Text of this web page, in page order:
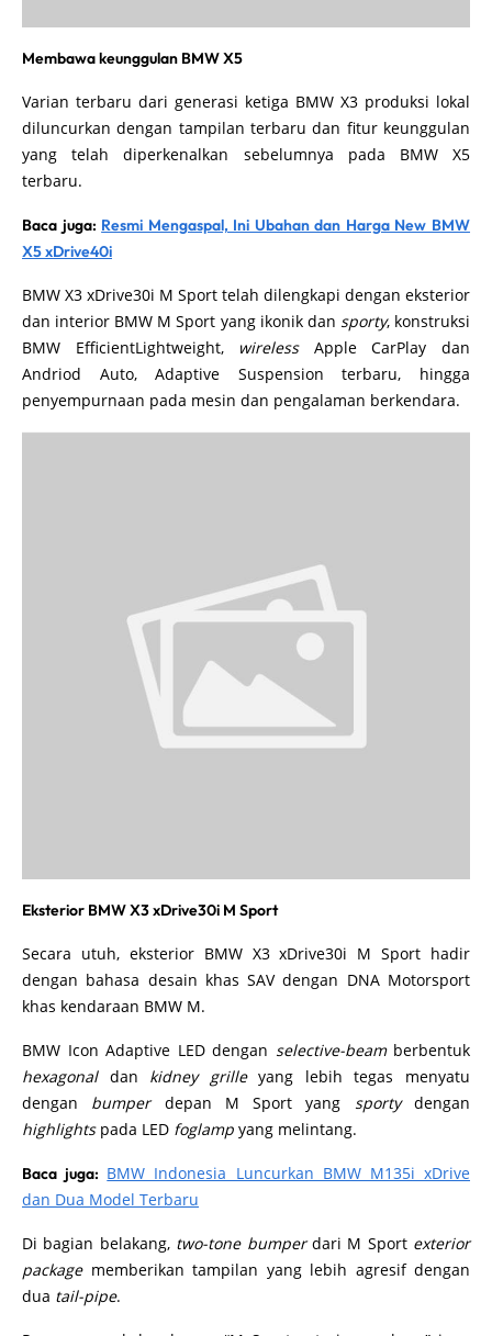
Membawa keunggulan BMW X5
Varian terbaru dari generasi ketiga BMW X3 produksi lokal
diluncurkan dengan tampilan terbaru dan fitur keunggulan
yang telah diperkenalkan sebelumnya pada BMW X5
terbaru.
Baca juga: Resmi Mengaspal, Ini Ubahan dan Harga New BMW
X5 xDrive40i
BMW X3 xDrive30i M Sport telah dilengkapi dengan eksterior
dan interior BMW M Sport yang ikonik dan sporty, konstruksi
BMW EfficientLightweight, wirelessApple CarPlay dan
Andriod Auto, Adaptive Suspension terbaru, hingga
penyempurnaan pada mesin dan pengalaman berkendara.
Eksterior BMW X3 xDrive30i M Sport
Secara utuh, eksterior BMW X3 xDrive30i M Sport hadir
dengan bahasa desain khas SAV dengan DNA Motorsport
khas kendaraan BMW M.
BMW Icon Adaptive LED dengan selective-beamberbentuk
hexagonaldan kidney grilleyang lebih tegas menyatu
dengan bumperdepan M Sport yang sportydengan
highlightspada LED foglamp yang melintang.
Baca juga: BMW Indonesia Luncurkan BMW M135i xDrive
dan Dua Model Terbaru
Di bagian belakang, two-tone bumperdari M Sport exterior
packagememberikan tampilan yang lebih agresif dengan
dua tail-pipe.